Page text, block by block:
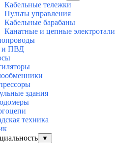
Кабельные тележки
Пульты управления
Кабельные барабаны
Канатные и цепные электротали
и ПВД
здания
техника
▼